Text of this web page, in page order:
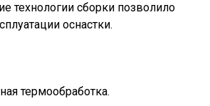
технологии сборки позволило
оснастки.
термообработка.